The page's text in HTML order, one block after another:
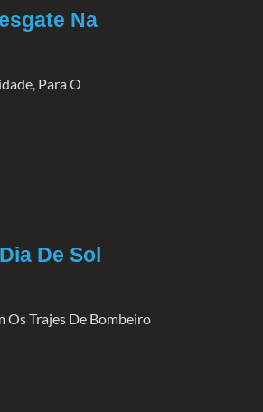
Na
Para O
De Sol
Os Trajes De Bombeiro